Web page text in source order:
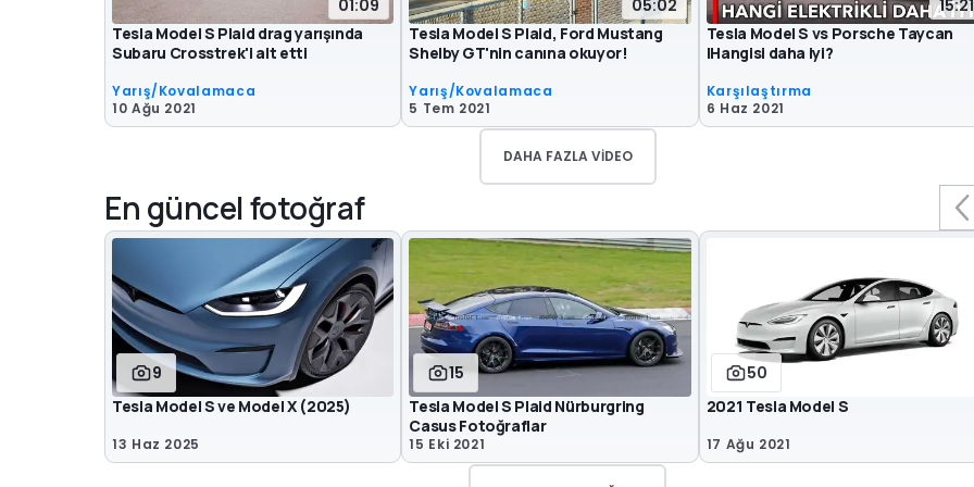
01:09
Tesla Model S Plaid drag yarışında
Subaru Crosstrek'i alt etti
Yarış/Kovalamaca
10 Ağu 2021
05:02
Tesla Model S Plaid, Ford Mustang
Shelby GT'nin canına okuyor!
Yarış/Kovalamaca
5 Tem 2021
15:21
Tesla Model S vs Porsche Taycan
|Hangisi daha iyi?
Karşılaştırma
6 Haz 2021
DAHA FAZLA VIDEO
En güncel fotoğraf
9
Tesla Model S ve Model X (2025)
13 Haz 2025
15
Tesla Model S Plaid Nürburgring
Casus Fotoğraflar
15 Eki 2021
50
2021 Tesla Model S
17 Ağu 2021